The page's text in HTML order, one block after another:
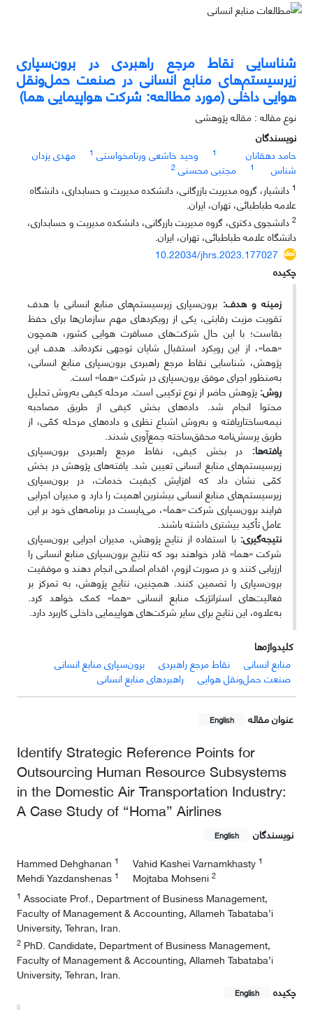
شناسایی نقاط مرجع راهبردی در برون‌سپاری
زیرسیستم‌های منابع انسانی در صنعت حمل‌ونقل
هوایی داخلی (مورد مطالعه: شرکت هواپیمایی هما)
نوع مقاله : مقاله پژوهشی
نویسندگان
حامد دهقانان
1 وحید خاشعی ورنامخواستی 1
مهدی یزدان
شناس
1 مجتبی محسنی 2
1 دانشیار، گروه مدیریت بازرگانی، دانشکده مدیریت و حسابداری، دانشگاه
علامه طباطبائی، تهران، ایران.
2 دانشجوی دکتری، گروه مدیریت بازرگانی، دانشکده مدیریت و حسابداری،
دانشگاه علامه طباطبائی، تهران، ایران.
10.22034/jhrs.2023.177027
چکیده
زمینه و هدف: برون‌سپاری زیرسیستم‌های منابع انسانی با هدف
تقویت مزیت رقابتی، یکی از رویکردهای مهم سازمان‌ها برای حفظ
بقاست؛ با این حال شرکت‌های مسافرت هوایی کشور، همچون
«هما»، از این رویکرد استقبال شایان توجهی نکرده‌اند. هدف این
پژوهش، شناسایی نقاط مرجع راهبردی برون‌سپاری منابع انسانی،
به‌منظور اجرای موفق برون‌سپاری در شرکت «هما» است.
روش: پژوهش حاضر از نوع ترکیبی است. مرحله کیفی به‌روش تحلیل
محتوا انجام شد. داده‌های بخش کیفی از طریق مصاحبه
نیمه‌ساختاریافته و به‌روش اشباع نظری و داده‌های مرحله کمّی، از
طریق پرسش‌نامه محقق‌ساخته جمع‌آوری شدند.
یافته‌ها: در بخش کیفی، نقاط مرجع راهبردی برون‌سپاری
زیرسیستم‌های منابع انسانی تعیین شد. یافته‌های پژوهش در بخش
کمّی نشان داد که افزایش کیفیت خدمات، در برون‌سپاری
زیرسیستم‌های منابع انسانی بیشترین اهمیت را دارد و مدیران اجرایی
فرایند برون‌سپاری شرکت «هما»، می‌بایست در برنامه‌های خود بر این
عامل تأکید بیشتری داشته باشند.
نتیجه‌گیری: با استفاده از نتایج پژوهش، مدیران اجرایی برون‌سپاری
شرکت «هما» قادر خواهند بود که نتایج برون‌سپاری منابع انسانی را
ارزیابی کنند و در صورت لزوم، اقدام اصلاحی انجام دهند و موفقیت
برون‌سپاری را تضمین کنند. همچنین، نتایج پژوهش، به تمرکز بر
فعالیت‌های استراتژیک منابع انسانی «هما» کمک خواهد کرد.
به‌علاوه، این نتایج برای سایر شرکت‌های هواپیمایی داخلی کاربرد دارد.
کلیدواژه‌ها
منابع انسانی
نقاط مرجع راهبردی
برون‌سپاری منابع انسانی
صنعت حمل‌ونقل هوایی
راهبردهای منابع انسانی
عنوان مقاله English
Identify Strategic Reference Points for
Outsourcing Human Resource Subsystems
in the Domestic Air Transportation Industry:
A Case Study of “Homa” Airlines
نویسندگان English
Hammed Dehghanan 1 Vahid Kashei Varnamkhasty 1
Mehdi Yazdanshenas 1 Mojtaba Mohseni 2
1 Associate Prof., Department of Business Management,
Faculty of Management & Accounting, Allameh Tabataba’i
University, Tehran, Iran.
2 PhD. Candidate, Department of Business Management,
Faculty of Management & Accounting, Allameh Tabataba’i
University, Tehran, Iran.
چکیده
English